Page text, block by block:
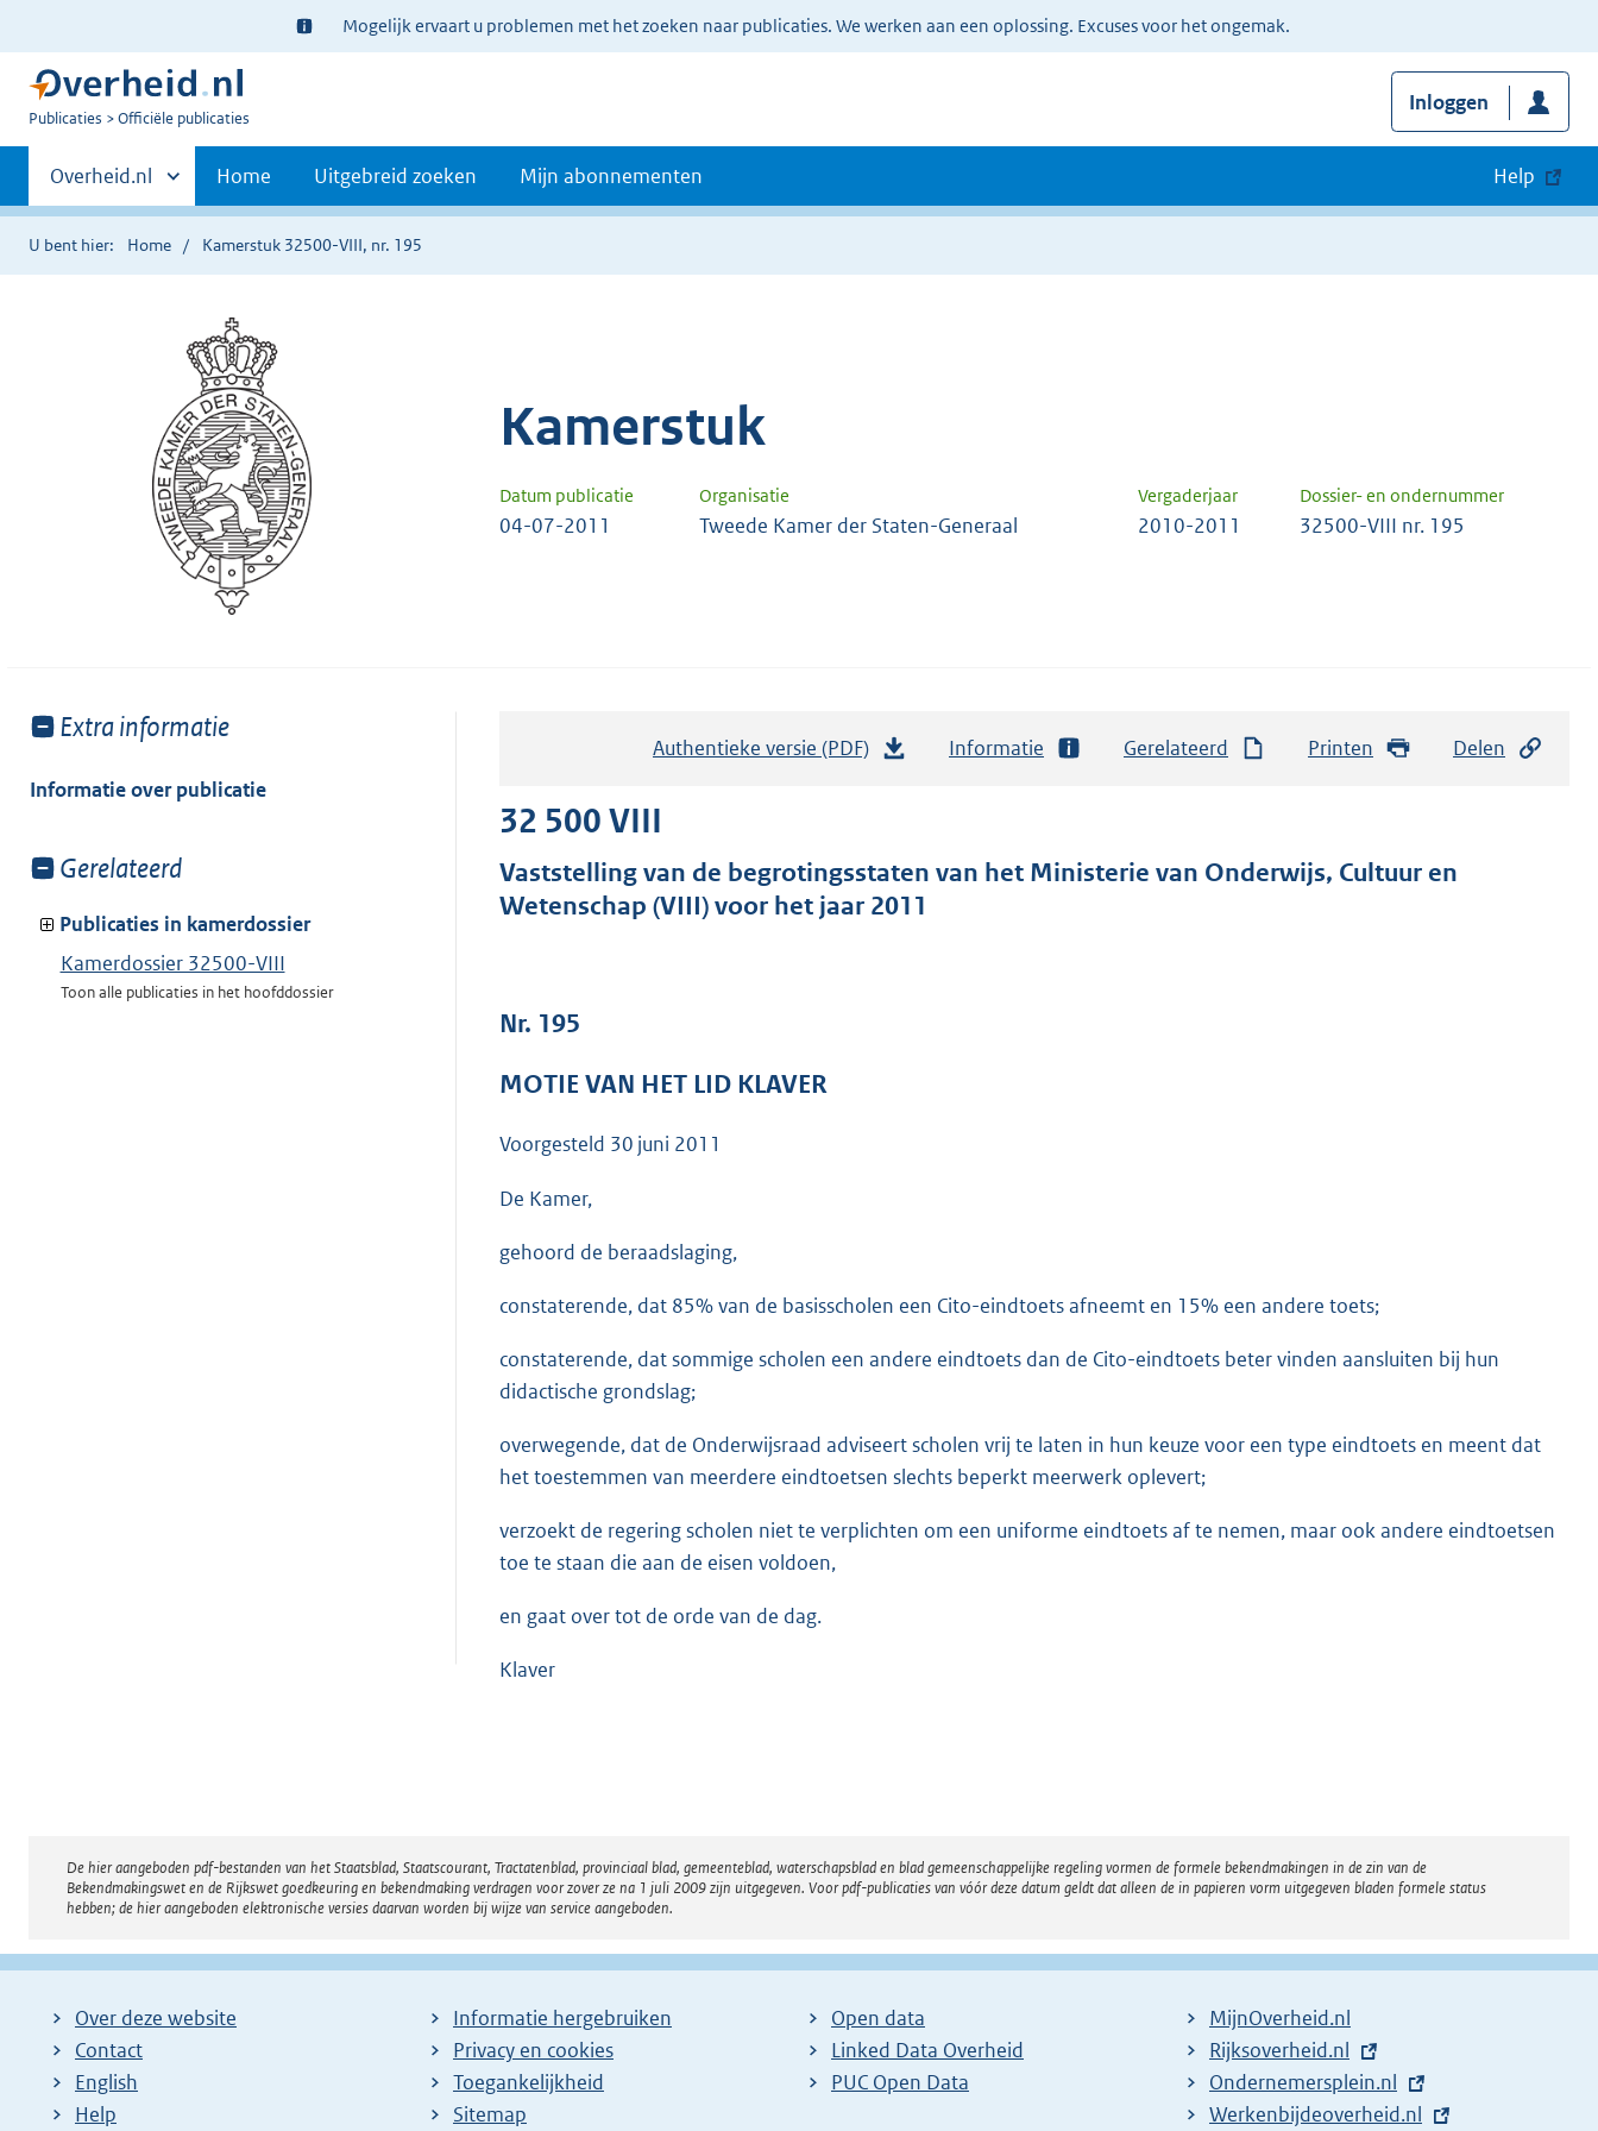
Ter
informatie:
Mogelijk ervaart u problemen met het zoeken naar publicaties. We werken aan een oplossing. Excuses voor het ongemak.
U
Publicaties Officiële publicaties
Inloggen
Primaire
navigatie
Andere
sites
binnen
Overheid.nl Home Uitgebreid zoeken Mijn abonnementen Help
U bent hier: Home Kamerstuk 32500-VIII, nr. 195
Kamerstuk
Datum publicatie Organisatie Vergaderjaar Dossier- en ondernummer
04-07-2011 Tweede Kamer der Staten-Generaal 2010-2011 32500-VIII nr. 195
Toon
van:
Extra informatie
Informatie over publicatie
Toon
van:
Gerelateerd
Publicaties in kamerdossier
Kamerdossier 32500-VIII
Toon alle publicaties in het hoofddossier
Authentieke versie (PDF)
a
n
9
b
Informatie Gerelateerd Printen Delen
32 500 VIII
Vaststelling van de begrotingsstaten van het Ministerie van Onderwijs, Cultuur en
Wetenschap (VIII) voor het jaar 2011
Nr. 195
MOTIE VAN HET LID KLAVER
Voorgesteld 30 juni 2011
De Kamer,
gehoord de beraadslaging,
constaterende, dat 85% van de basisscholen een Cito-eindtoets afneemt en 15% een andere toets;
constaterende, dat sommige scholen een andere eindtoets dan de Cito-eindtoets beter vinden aansluiten bij hun
didactische grondslag;
overwegende, dat de Onderwijsraad adviseert scholen vrij te laten in hun keuze voor een type eindtoets en meent dat
het toestemmen van meerdere eindtoetsen slechts beperkt meerwerk oplevert;
verzoekt de regering scholen niet te verplichten om een uniforme eindtoets af te nemen, maar ook andere eindtoetsen
toe te staan die aan de eisen voldoen,
en gaat over tot de orde van de dag.
Klaver
Disclaimer
De hier aangeboden pdf-bestanden van het Staatsblad, Staatscourant, Tractatenblad, provinciaal blad, gemeenteblad, waterschapsblad en blad gemeenschappelijke regeling vormen de formele bekendmakingen in de zin van de
Bekendmakingswet en de Rijkswet goedkeuring en bekendmaking verdragen voor zover ze na 1 juli 2009 zijn uitgegeven. Voor pdf-publicaties van vóór deze datum geldt dat alleen de in papieren vorm uitgegeven bladen formele status
hebben; de hier aangeboden elektronische versies daarvan worden bij wijze van service aangeboden.
Over deze website
Contact
English
Help
Informatie hergebruiken
Privacy en cookies
Toegankelijkheid
Sitemap
Open data
Linked Data Overheid
PUC Open Data
MijnOverheid.nl
E
x
t
Rijksoverheid.nl
E
x
Ondernemersplein.nl
E
Werkenbijdeoverheid.nl